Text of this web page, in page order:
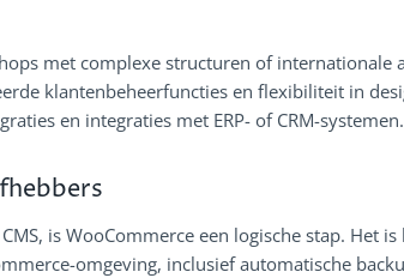
met complexe structuren of
klantenbeheerfuncties en flexibiliteit in
en integraties met ERP- of CRM-systemen.
is WooCommerce een logische stap.
omgeving, inclusief automatische